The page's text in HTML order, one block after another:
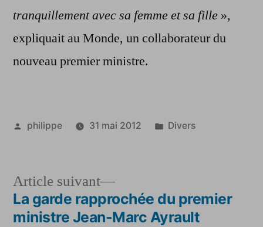
tranquillement avec sa femme et sa fille »,
expliquait au Monde, un collaborateur du
nouveau premier ministre.
Publié
philippe 31 mai 2012
Publié
Divers
Navigation
Article suivant
Article
suivant :
La garde rapprochée du premier
ministre Jean-Marc Ayrault